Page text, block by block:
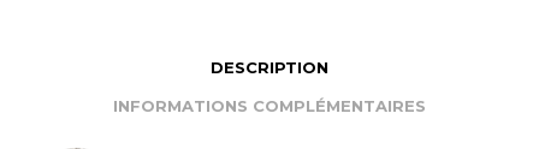
DESCRIPTION
INFORMATIONS COMPLÉMENTAIRES